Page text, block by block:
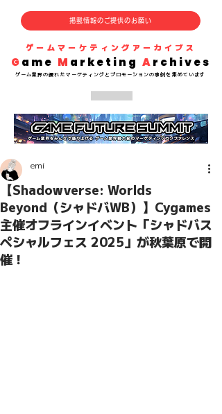
G ame M arketing Archives
​ゲーム業界の優れた マーケティングとプロモーションの事例を集めています
掲載情報のご提供のお願い
​ゲームマーケティングアーカイブス
【Shadowverse: Worlds
Beyond（シャドバWB）】Cygames
主催オフラインイベント「シャドバス
ペシャルフェス 2025」が秋葉原で開
催！
emi